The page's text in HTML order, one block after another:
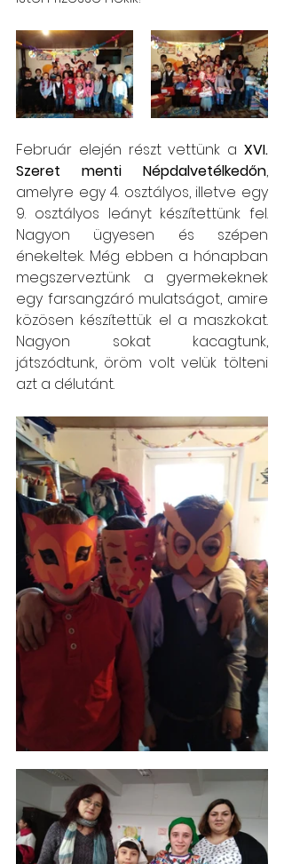
Február elején részt vettünk a XVI.
Szeret menti Népdalvetélkedőn,
amelyre egy 4. osztályos, illetve egy
9. osztályos leányt készítettünk fel.
Nagyon ügyesen és szépen
énekeltek. Még ebben a hónapban
megszerveztünk a gyermekeknek
egy farsangzáró mulatságot, amire
közösen készítettük el a maszkokat.
Nagyon sokat kacagtunk,
játszódtunk, öröm volt velük tölteni
azt a délutánt.